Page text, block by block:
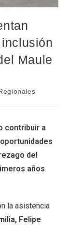
Maule
contribuir a
del
años
la asistencia
Felipe